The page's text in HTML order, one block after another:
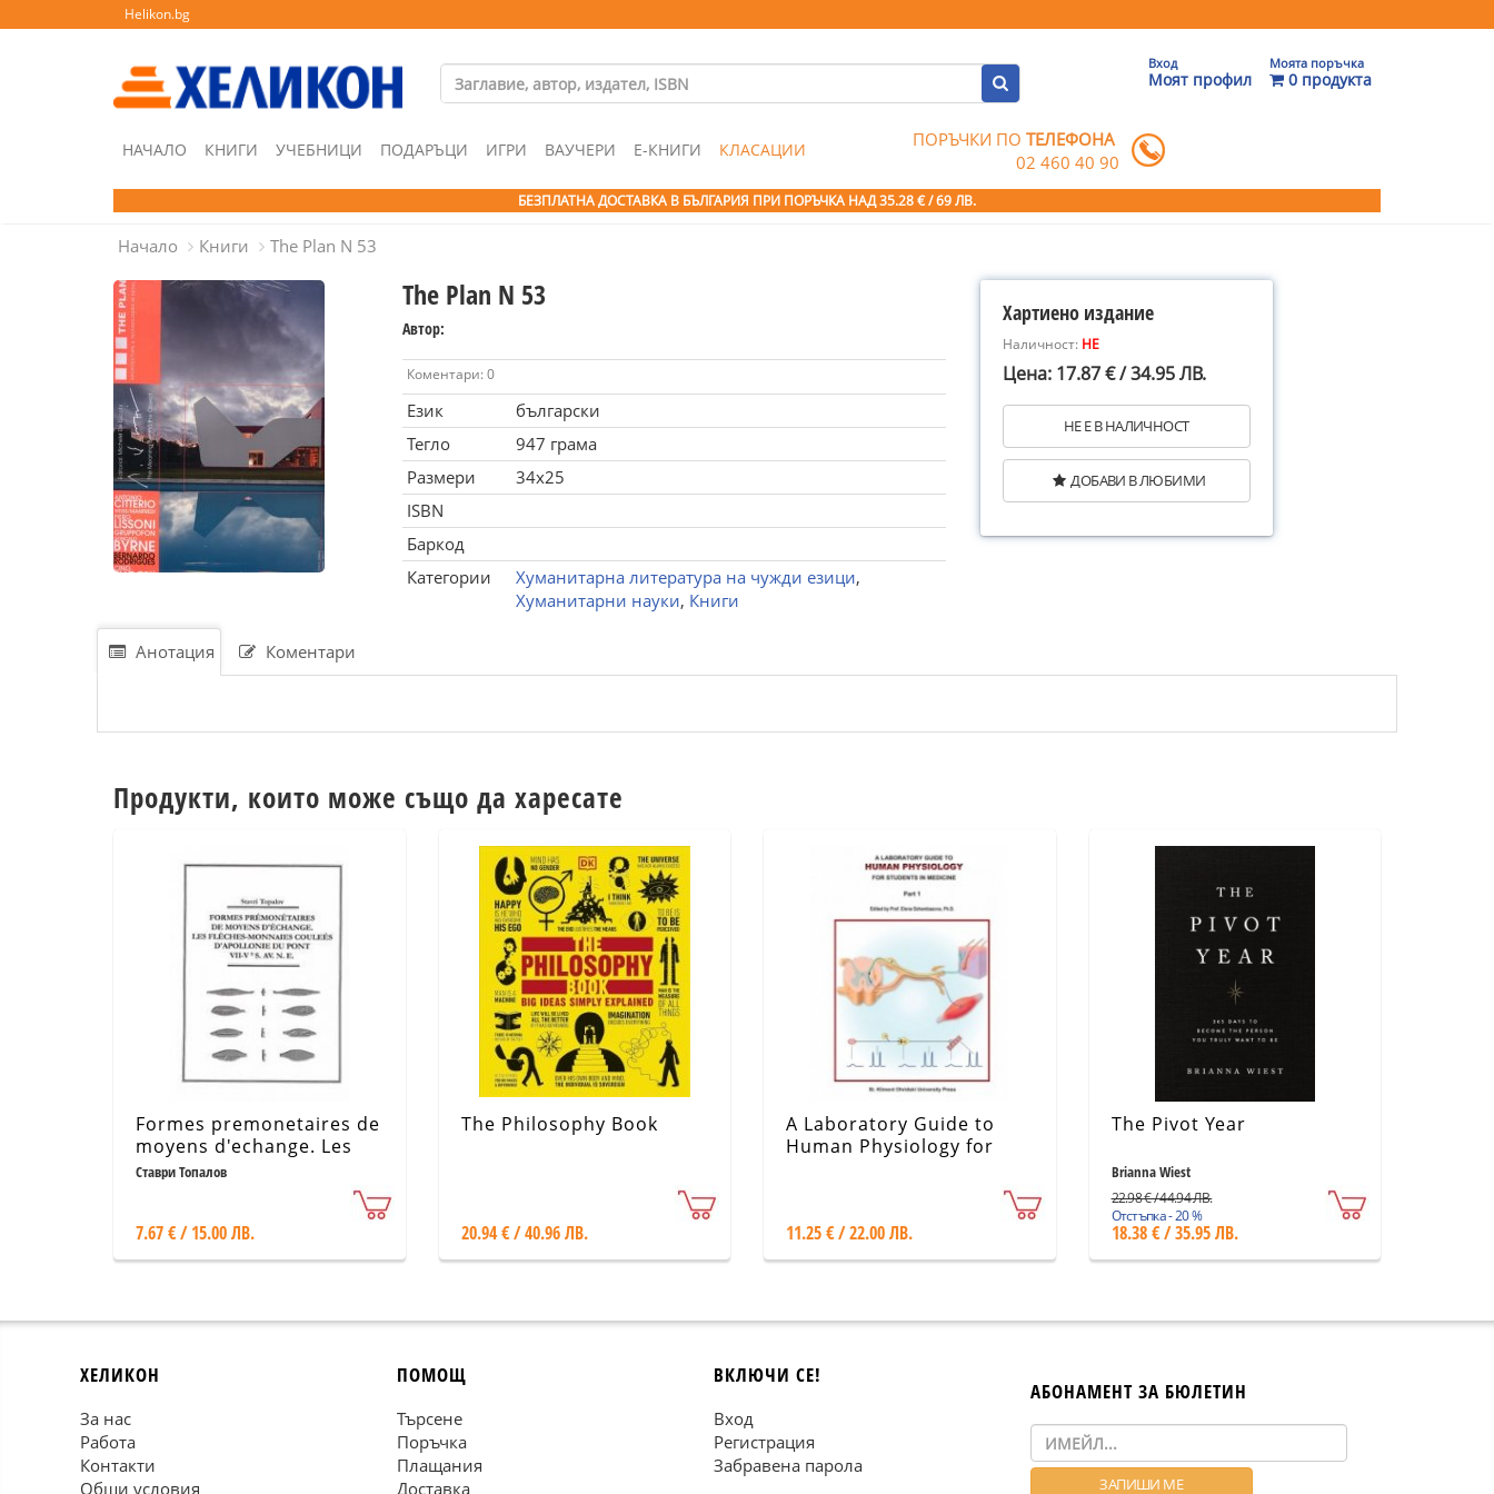
Helikon.bg
Вход
Моят профил
Моята поръчка
0 продукта
НАЧАЛО КНИГИ УЧЕБНИЦИ ПОДАРЪЦИ ИГРИ ВАУЧЕРИ Е-КНИГИ КЛАСАЦИИ ПОРЪЧКИ ПОТЕЛЕФОНА
02 460 40 90
БЕЗПЛАТНА ДОСТАВКА В БЪЛГАРИЯ ПРИ ПОРЪЧКА НАД 35.28 € / 69 ЛВ.
Начало Книги The Plan N 53
The Plan N 53
Автор:
Коментари: 0
Език
български
Тегло
947 грама
Размери
34x25
ISBN
Баркод
Категории
Хуманитарна литература на чужди езици,
Хуманитарни науки, Книги
Хартиено издание
Наличност: НЕ
Цена: 17.87 € / 34.95 ЛВ.
НЕ Е В НАЛИЧНОСТ
ДОБАВИ В ЛЮБИМИ
Анотация Коментари
Продукти, които може също да харесате
Formes premonetaires de
moyens d'echange. Les
fleches-monnaies coulees
Ставри Топалов
7.67 € / 15.00 ЛВ.
The Philosophy Book
20.94 € / 40.96 ЛВ.
A Laboratory Guide to
Human Physiology for
11.25 € / 22.00 ЛВ.
The Pivot Year
Brianna Wiest
22.98 € / 44.94 ЛВ.
Отстъпка - 20 %
18.38 € / 35.95 ЛВ.
ХЕЛИКОН
За нас
Работа
Контакти
Общи условия
ПОМОЩ
Търсене
Поръчка
Плащания
Доставка
ВКЛЮЧИ СЕ!
Вход
Регистрация
Забравена парола
АБОНАМЕНТ ЗА БЮЛЕТИН